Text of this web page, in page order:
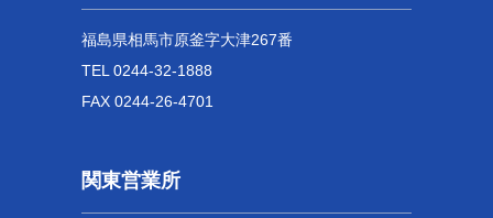
福島県相馬市原釜字大津267番
TEL 0244-32-1888
FAX 0244-26-4701
関東営業所